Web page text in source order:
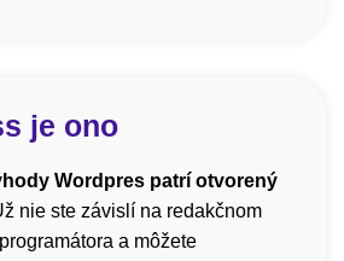
je ono
Wordpres patrí otvorený
nie ste závislí na redakčnom
a môžete